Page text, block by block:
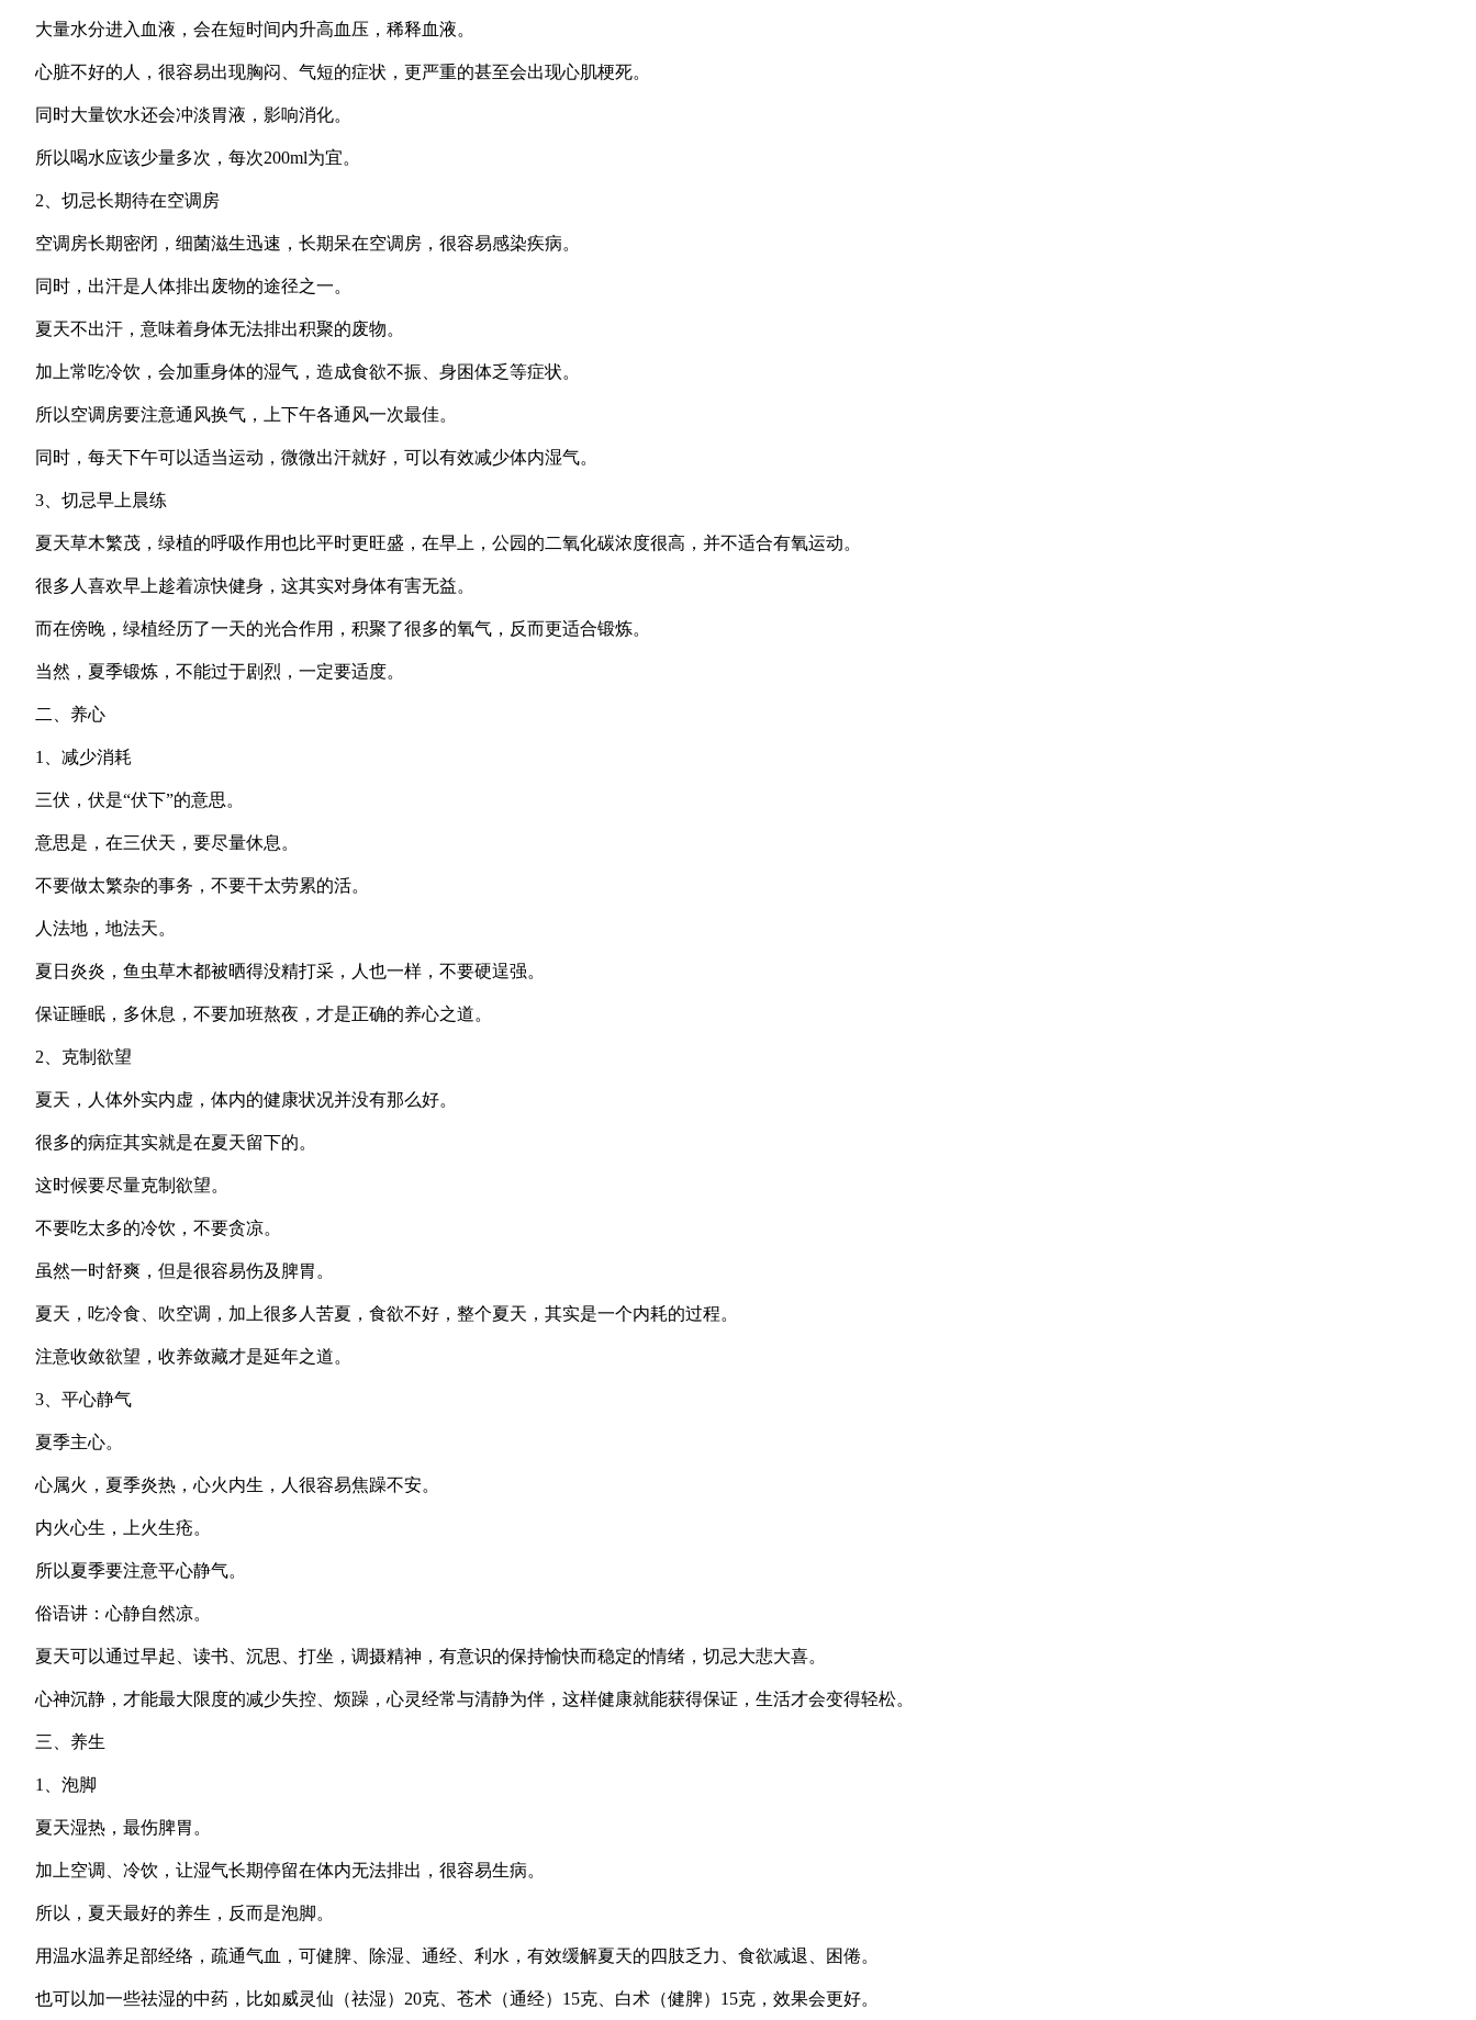
大量水分进入血液，会在短时间内升高血压，稀释血液。
心脏不好的人，很容易出现胸闷、气短的症状，更严重的甚至会出现心肌梗死。
同时大量饮水还会冲淡胃液，影响消化。
所以喝水应该少量多次，每次200ml为宜。
2、切忌长期待在空调房
空调房长期密闭，细菌滋生迅速，长期呆在空调房，很容易感染疾病。
同时，出汗是人体排出废物的途径之一。
夏天不出汗，意味着身体无法排出积聚的废物。
加上常吃冷饮，会加重身体的湿气，造成食欲不振、身困体乏等症状。
所以空调房要注意通风换气，上下午各通风一次最佳。
同时，每天下午可以适当运动，微微出汗就好，可以有效减少体内湿气。
3、切忌早上晨练
夏天草木繁茂，绿植的呼吸作用也比平时更旺盛，在早上，公园的二氧化碳浓度很高，并不适合有氧运动。
很多人喜欢早上趁着凉快健身，这其实对身体有害无益。
而在傍晚，绿植经历了一天的光合作用，积聚了很多的氧气，反而更适合锻炼。
当然，夏季锻炼，不能过于剧烈，一定要适度。
二、养心
1、减少消耗
三伏，伏是“伏下”的意思。
意思是，在三伏天，要尽量休息。
不要做太繁杂的事务，不要干太劳累的活。
人法地，地法天。
夏日炎炎，鱼虫草木都被晒得没精打采，人也一样，不要硬逞强。
保证睡眠，多休息，不要加班熬夜，才是正确的养心之道。
2、克制欲望
夏天，人体外实内虚，体内的健康状况并没有那么好。
很多的病症其实就是在夏天留下的。
这时候要尽量克制欲望。
不要吃太多的冷饮，不要贪凉。
虽然一时舒爽，但是很容易伤及脾胃。
夏天，吃冷食、吹空调，加上很多人苦夏，食欲不好，整个夏天，其实是一个内耗的过程。
注意收敛欲望，收养敛藏才是延年之道。
3、平心静气
夏季主心。
心属火，夏季炎热，心火内生，人很容易焦躁不安。
内火心生，上火生疮。
所以夏季要注意平心静气。
俗语讲：心静自然凉。
夏天可以通过早起、读书、沉思、打坐，调摄精神，有意识的保持愉快而稳定的情绪，切忌大悲大喜。
心神沉静，才能最大限度的减少失控、烦躁，心灵经常与清静为伴，这样健康就能获得保证，生活才会变得轻松。
三、养生
1、泡脚
夏天湿热，最伤脾胃。
加上空调、冷饮，让湿气长期停留在体内无法排出，很容易生病。
所以，夏天最好的养生，反而是泡脚。
用温水温养足部经络，疏通气血，可健脾、除湿、通经、利水，有效缓解夏天的四肢乏力、食欲减退、困倦。
也可以加一些祛湿的中药，比如威灵仙（祛湿）20克、苍术（通经）15克、白术（健脾）15克，效果会更好。